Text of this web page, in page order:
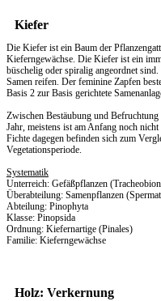
Kiefer
Die Kiefer ist ein Baum der
Kieferngewächse. Die Kiefer ist ein
büschelig oder spiralig angeordnet
Samen reifen. Der feminine Zapfen
Basis 2 zur Basis gerichtete
Zwischen Bestäubung und
Jahr, meistens ist am Anfang noch
Fichte dagegen befinden sich zum
Vegetationsperiode.
Systematik
Unterreich: Gefäßpflanzen
Überabteilung: Samenpflanzen
Abteilung: Pinophyta
Klasse: Pinopsida
Ordnung: Kiefernartige (Pinales)
Familie: Kieferngewächse
Holz: Verkernung